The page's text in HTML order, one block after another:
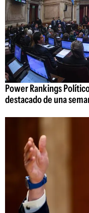
Power Rankings
destacado de una